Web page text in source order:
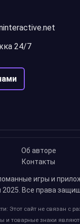
24/7
Об авторе
Контакты
игры и
. Все права
Этот сайт не связан с
и товарные знаки